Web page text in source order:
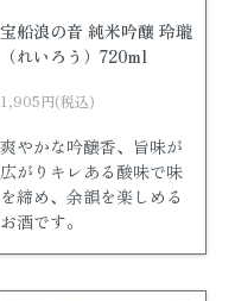
宝船浪の音 純米吟醸 玲瓏
（れいろう）720ml
1,905円(税込)
爽やかな吟醸香、旨味が
広がりキレある酸味で味
を締め、余韻を楽しめる
お酒です。